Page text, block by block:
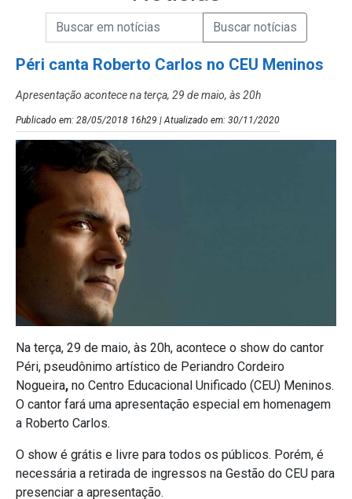
Campo de Busca de Notícias
Campo de Busca de informaçõesEnviar a Busca de Notícias
Péri canta Roberto Carlos no CEU Meninos
Apresentação acontece na terça, 29 de maio, às 20h
Publicado em: 28/05/2018 16h29 | Atualizado em: 30/11/2020
Na terça, 29 de maio, às 20h, acontece o show do cantor
Péri, pseudônimo artístico de Periandro Cordeiro
Nogueira, no Centro Educacional Unificado (CEU) Meninos.
O cantor fará uma apresentação especial em homenagem
a Roberto Carlos.
O show é grátis e livre para todos os públicos. Porém, é
necessária a retirada de ingressos na Gestão do CEU para
presenciar a apresentação.